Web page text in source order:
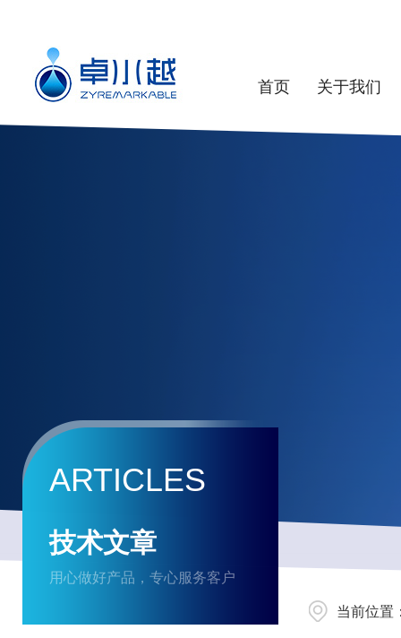
首页 关于我们
ARTICLES
技术文章
用心做好产品，专心服务客户
当前位置